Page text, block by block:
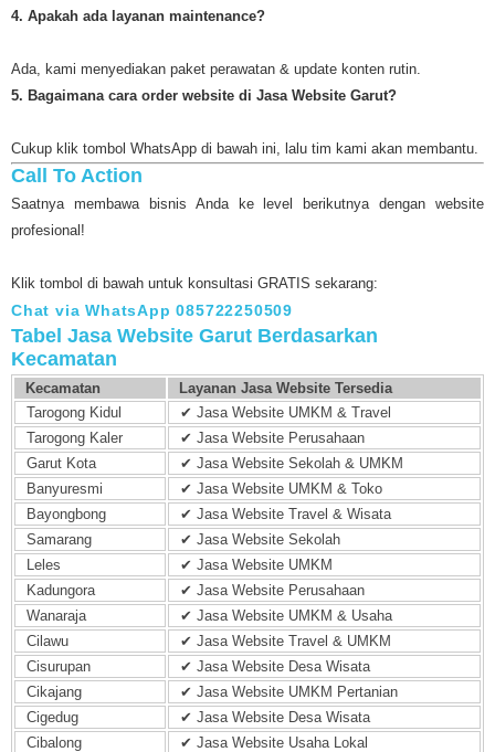
4. Apakah ada layanan maintenance?
Ada, kami menyediakan paket perawatan & update konten rutin.
5. Bagaimana cara order website di Jasa Website Garut?
Cukup klik tombol WhatsApp di bawah ini, lalu tim kami akan membantu.
Call To Action
Saatnya membawa bisnis Anda ke level berikutnya dengan website
profesional!
Klik tombol di bawah untuk konsultasi GRATIS sekarang:
Chat via WhatsApp 085722250509
Tabel Jasa Website Garut Berdasarkan
Kecamatan
Kecamatan
Layanan Jasa Website Tersedia
Tarogong Kidul
✔ Jasa Website UMKM & Travel
Tarogong Kaler
✔ Jasa Website Perusahaan
Garut Kota
✔ Jasa Website Sekolah & UMKM
Banyuresmi
✔ Jasa Website UMKM & Toko
Bayongbong
✔ Jasa Website Travel & Wisata
Samarang
✔ Jasa Website Sekolah
Leles
✔ Jasa Website UMKM
Kadungora
✔ Jasa Website Perusahaan
Wanaraja
✔ Jasa Website UMKM & Usaha
Cilawu
✔ Jasa Website Travel & UMKM
Cisurupan
✔ Jasa Website Desa Wisata
Cikajang
✔ Jasa Website UMKM Pertanian
Cigedug
✔ Jasa Website Desa Wisata
Cibalong
✔ Jasa Website Usaha Lokal